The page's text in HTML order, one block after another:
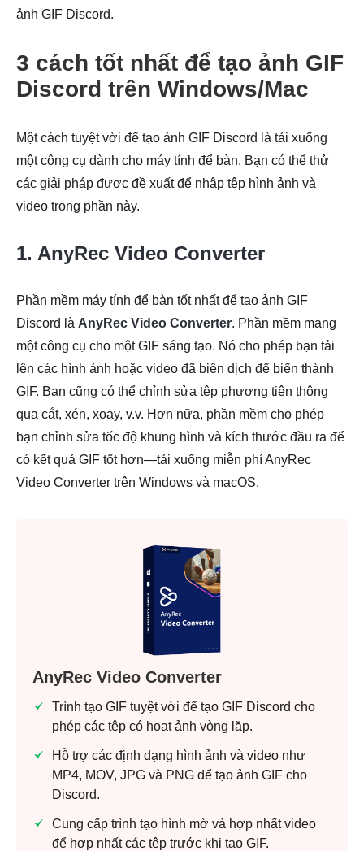
ảnh GIF Discord.
3 cách tốt nhất để tạo ảnh GIF
Discord trên Windows/Mac
Một cách tuyệt vời để tạo ảnh GIF Discord là tải xuống
một công cụ dành cho máy tính để bàn. Bạn có thể thử
các giải pháp được đề xuất để nhập tệp hình ảnh và
video trong phần này.
1. AnyRec Video Converter
Phần mềm máy tính để bàn tốt nhất để tạo ảnh GIF
Discord là AnyRec Video Converter. Phần mềm mang
một công cụ cho một GIF sáng tạo. Nó cho phép bạn tải
lên các hình ảnh hoặc video đã biên dịch để biến thành
GIF. Bạn cũng có thể chỉnh sửa tệp phương tiện thông
qua cắt, xén, xoay, v.v. Hơn nữa, phần mềm cho phép
bạn chỉnh sửa tốc độ khung hình và kích thước đầu ra để
có kết quả GIF tốt hơn—tải xuống miễn phí AnyRec
Video Converter trên Windows và macOS.
AnyRec Video Converter
Trình tạo GIF tuyệt vời để tạo GIF Discord cho
phép các tệp có hoạt ảnh vòng lặp.
Hỗ trợ các định dạng hình ảnh và video như
MP4, MOV, JPG và PNG để tạo ảnh GIF cho
Discord.
Cung cấp trình tạo hình mờ và hợp nhất video
để hợp nhất các tệp trước khi tạo GIF.